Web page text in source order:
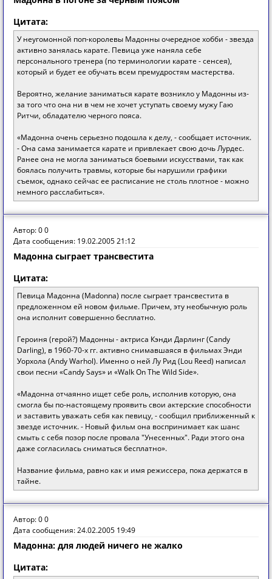
Цитата:
У неугомонной поп-королевы Мадонны очередное хобби - звезда
активно занялась карате. Певица уже наняла себе
персонального тренера (по терминологии карате - сенсея),
который и будет ее обучать всем премудростям мастерства.
Вероятно, желание заниматься карате возникло у Мадонны из-
за того что она ни в чем не хочет уступать своему мужу Гаю
Ритчи, обладателю черного пояса.
«Мадонна очень серьезно подошла к делу, - сообщает источник.
- Она сама занимается карате и привлекает свою дочь Лурдес.
Ранее она не могла заниматься боевыми искусствами, так как
боялась получить травмы, которые бы нарушили графики
съемок, однако сейчас ее расписание не столь плотное - можно
немного расслабиться».
Автор: 0 0
Дата сообщения: 19.02.2005 21:12
Мадонна сыграет трансвестита
Цитата:
Певица Мадонна (Madonna) после сыграет трансвестита в
предложенном ей новом фильме. Причем, эту необычную роль
она исполнит совершенно бесплатно.
Героиня (герой?) Мадонны - актриса Кэнди Дарлинг (Candy
Darling), в 1960-70-х гг. активно снимавшаяся в фильмах Энди
Уорхола (Andy Warhol). Именно о ней Лу Рид (Lou Reed) написал
свои песни «Candy Says» и «Walk On The Wild Side».
«Мадонна отчаянно ищет себе роль, исполнив которую, она
смогла бы по-настоящему проявить свои актерские способности
и заставить уважать себя как певицу, - сообщил приближенный к
звезде источник. - Новый фильм она воспринимает как шанс
смыть с себя позор после провала "Унесенных". Ради этого она
даже согласилась сниматься бесплатно».
Название фильма, равно как и имя режиссера, пока держатся в
тайне.
Автор: 0 0
Дата сообщения: 24.02.2005 19:49
Мадонна: для людей ничего не жалко
Цитата: